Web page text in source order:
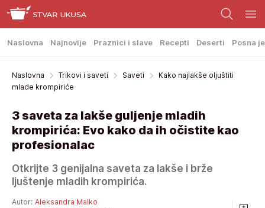
Naslovna Najnovije Praznici i slave Recepti Deserti Posna
Naslovna Trikovi i saveti Saveti
Kako najlakše oljuštiti
mlade krompiriće
3 saveta za lakše guljenje mladih
krompirića: Evo kako da ih očistite kao
profesionalac
Otkrijte 3 genijalna saveta za lakše i brže
ljuštenje mladih krompirića.
Autor: Aleksandra Malko